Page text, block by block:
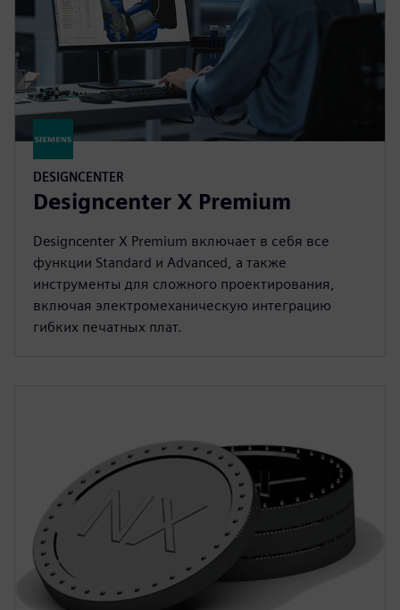
DESIGNCENTER
Designcenter X Premium
Designcenter X Premium включает в себя все
функции Standard и Advanced, а также
инструменты для сложного проектирования,
включая электромеханическую интеграцию
гибких печатных плат.